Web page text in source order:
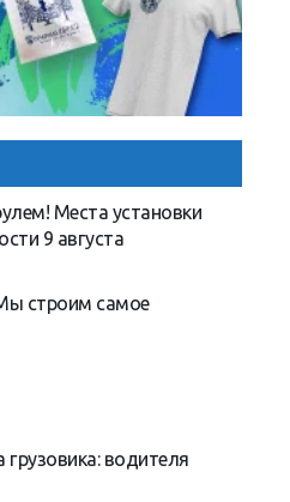
Места установки
9 августа
строим самое
водителя